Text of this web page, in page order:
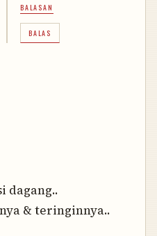
BALASAN
BALAS
dagang..
& teringinnya..